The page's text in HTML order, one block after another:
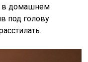
в домашнем
под голову